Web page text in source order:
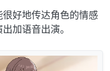
好地传达角色的情感
加语音出演。